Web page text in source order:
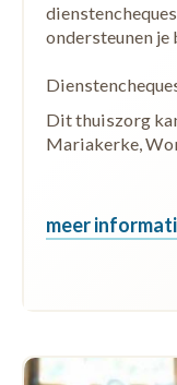
ondersteunen je
Dit thuiszorg
Mariakerke,
meer